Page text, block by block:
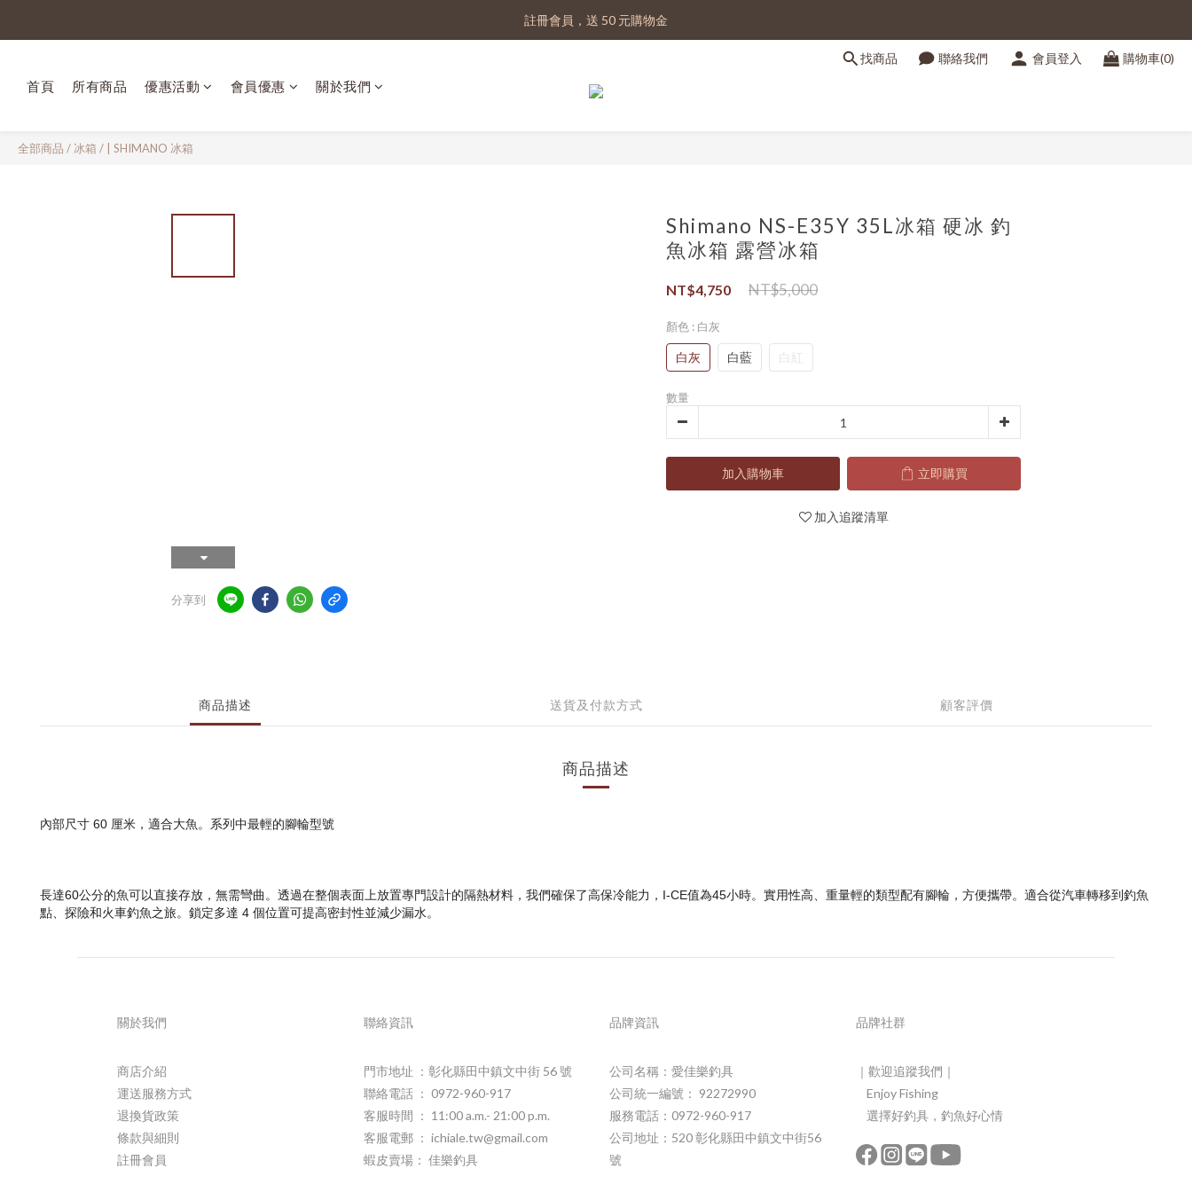
註冊會員，送 50 元購物金
註冊會員，送 50 元購物金
註冊會員，送 50 元購物金
找商品 聯絡我們 會員登入 購物車(0)
首頁 所有商品 優惠活動 會員優惠 關於我們
全部商品 / 冰箱 / | SHIMANO 冰箱
分享到
Shimano NS-E35Y 35L冰箱 硬冰 釣
魚冰箱 露營冰箱
NT$4,750 NT$5,000
顏色 : 白灰
白灰 白藍 白紅
數量
加入購物車 立即購買
加入追蹤清單
商品描述 送貨及付款方式 顧客評價
商品描述
內部尺寸 60 厘米，適合大魚。系列中最輕的腳輪型號
長達60公分的魚可以直接存放，無需彎曲。透過在整個表面上放置專門設計的隔熱材料，我們確保了高保冷能力，I-CE值為45小時。實用性高、重量輕的類型配有腳輪，方便攜帶。適合從汽車轉移到釣魚
點、探險和火車釣魚之旅。鎖定多達 4 個位置可提高密封性並減少漏水。
關於我們
商店介紹
運送服務方式
退換貨政策
條款與細則
註冊會員
聯絡資訊
門市地址 ：彰化縣田中鎮文中街 56 號
聯絡電話 ： 0972-960-917
客服時間 ： 11:00 a.m.- 21:00 p.m.
客服電郵 ： ichiale.tw@gmail.com
蝦皮賣場： 佳樂釣具
品牌資訊
公司名稱：愛佳樂釣具
公司統一編號： 92272990
服務電話：0972-960-917
公司地址：520 彰化縣田中鎮文中街56
號
品牌社群
｜歡迎追蹤我們｜
Enjoy Fishing
選擇好釣具，釣魚好心情